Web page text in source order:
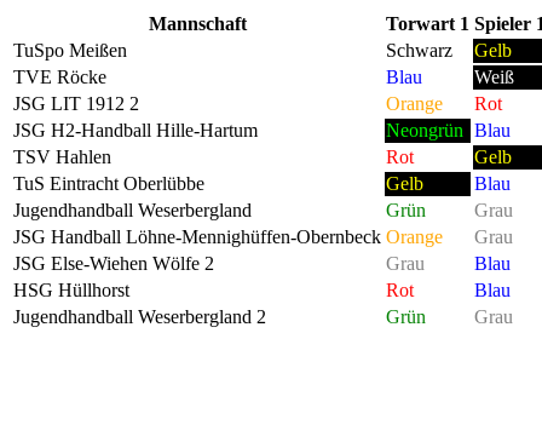
Mannschaft Torwart 1 Spieler
TuSpo Meißen
Schwarz
Gelb
TVE Röcke
Blau
Weiß
JSG LIT 1912 2
Orange
Rot
JSG H2-Handball Hille-Hartum
Neongrün Blau
TSV Hahlen
Rot
Gelb
TuS Eintracht Oberlübbe
Gelb
Blau
Jugendhandball Weserbergland
Grün
Grau
JSG Handball Löhne-Mennighüffen-Obernbeck Orange
Grau
JSG Else-Wiehen Wölfe 2
Grau
Blau
HSG Hüllhorst
Rot
Blau
Jugendhandball Weserbergland 2
Grün Grau